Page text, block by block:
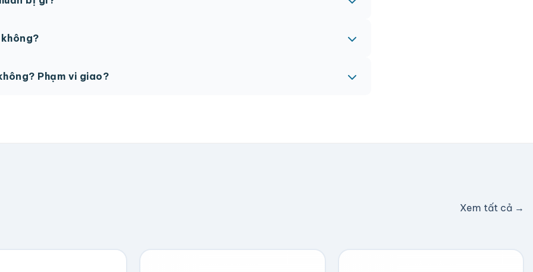
Phạm vi giao?
Xem tất cả →